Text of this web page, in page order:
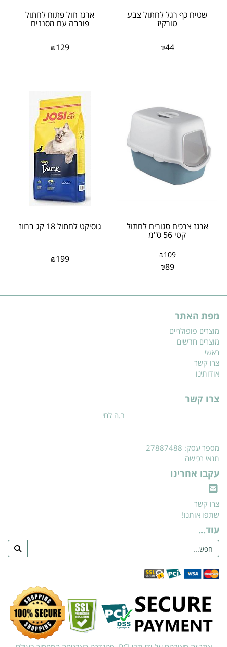
שטיח כף רגל לחתול צבע
טורקיז
₪44
ארגז חול פתוח לחתול
פורבה עם מסננים
₪129
ארגז צרכים סגורים לחתול
קטי 56 ס"מ
₪109
₪89
גוסיקט לחתול 18 קג ברווז
₪199
מפת האתר
מוצרים פופולריים
מוצרים חדשים
ראשי
צרו קשר
אודותינו
צרו קשר
ב.ה לחי
מספר עסק: 27887488
תנאי רכישה
עקבו אחרינו
צרו קשר
שתפו אותנו!
עוד...